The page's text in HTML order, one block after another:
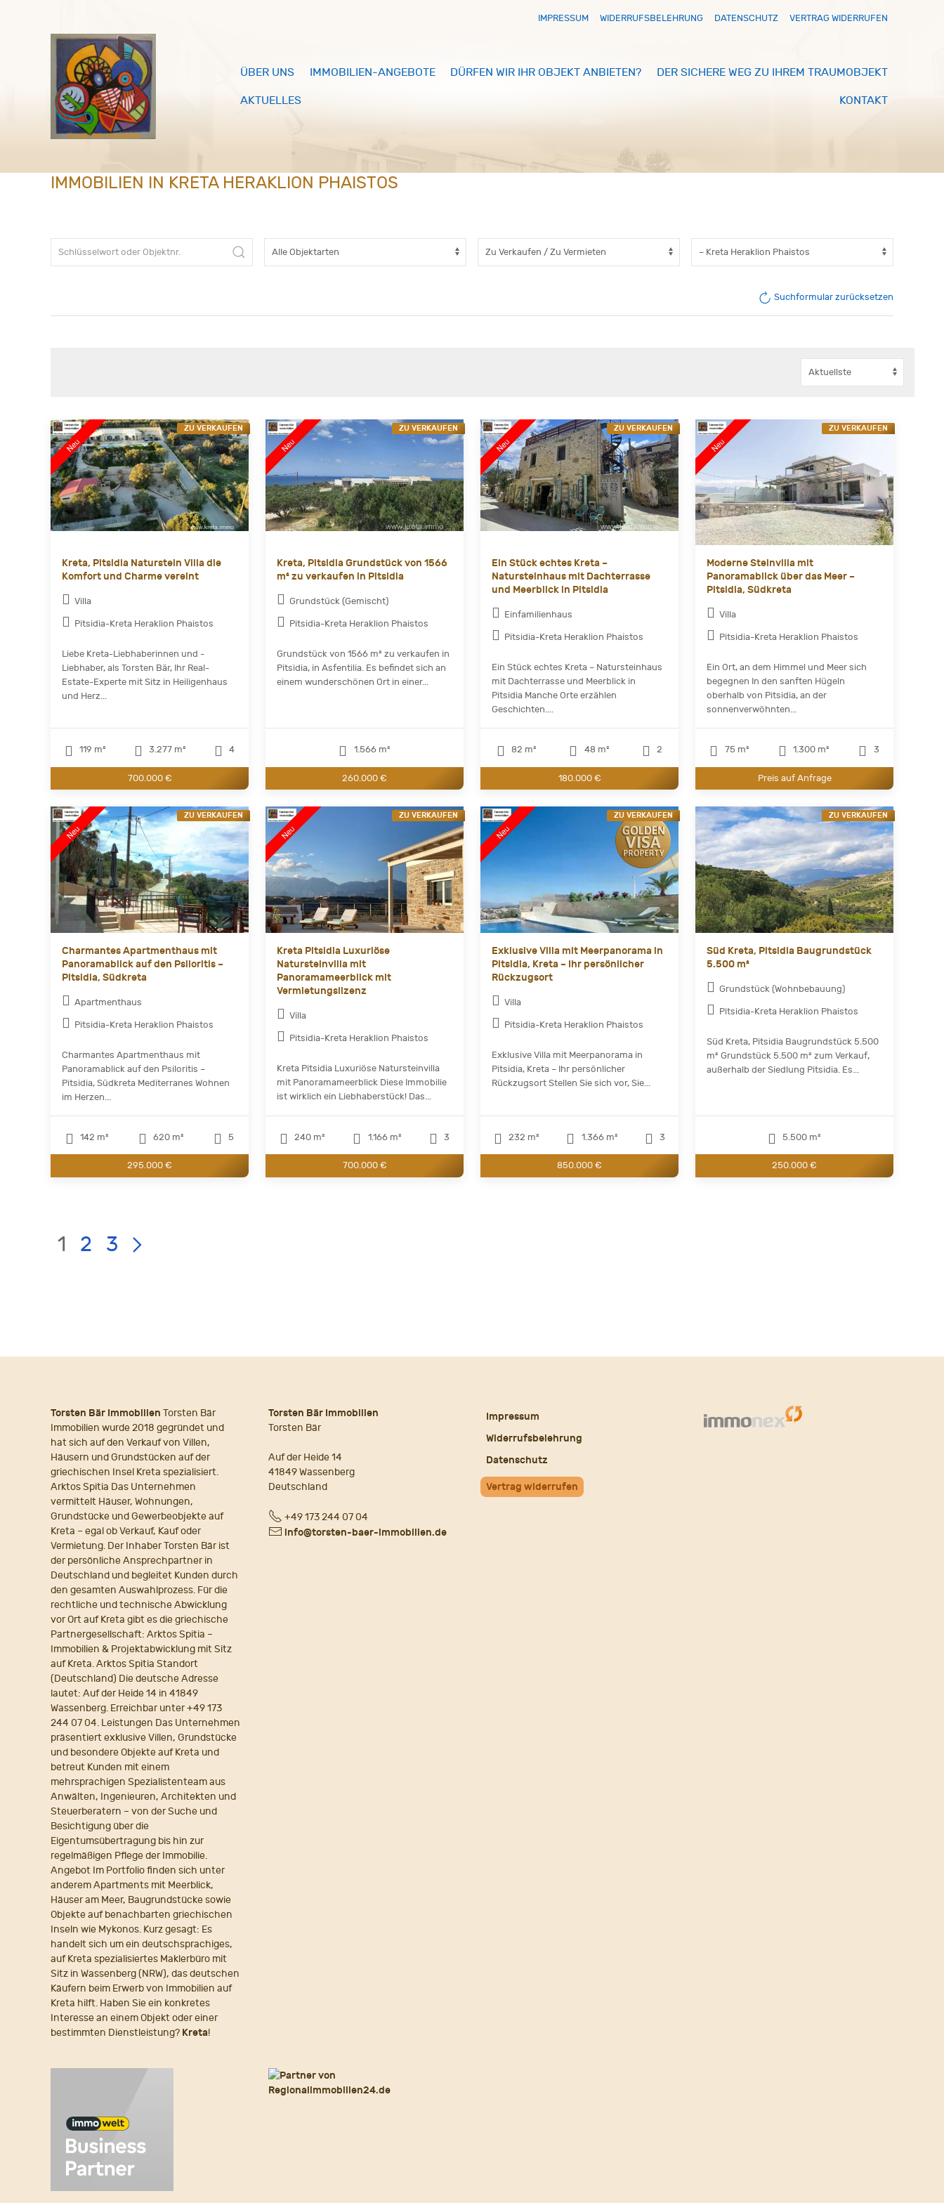
IMPRESSUM WIDERRUFSBELEHRUNG DATENSCHUTZ VERTRAG WIDERRUFEN
ÜBER UNS IMMOBILIEN-ANGEBOTE DÜRFEN WIR IHR OBJEKT ANBIETEN? DER SICHERE WEG ZU IHREM TRAUMOBJEKT
AKTUELLES KONTAKT
IMMOBILIEN IN KRETA HERAKLION PHAISTOS
Suchformular zurücksetzen
Kreta, Pitsidia Naturstein Villa die
Komfort und Charme vereint
Villa
Pitsidia-Kreta Heraklion Phaistos
Liebe Kreta-Liebhaberinnen und -
Liebhaber, als Torsten Bär, Ihr Real-
Estate-Experte mit Sitz in Heiligenhaus
und Herz...
119 m² 3.277 m² 4
700.000 €
ZU VERKAUFEN
Kreta, Pitsidia Grundstück von 1566
m² zu verkaufen in Pitsidia
Grundstück (Gemischt)
Pitsidia-Kreta Heraklion Phaistos
Grundstück von 1566 m² zu verkaufen in
Pitsidia, in Asfentilia. Es befindet sich an
einem wunderschönen Ort in einer...
1.566 m²
260.000 €
ZU VERKAUFEN
Ein Stück echtes Kreta –
Natursteinhaus mit Dachterrasse
und Meerblick in Pitsidia
Einfamilienhaus
Pitsidia-Kreta Heraklion Phaistos
Ein Stück echtes Kreta – Natursteinhaus
mit Dachterrasse und Meerblick in
Pitsidia Manche Orte erzählen
Geschichten....
82 m² 48 m² 2
180.000 €
ZU VERKAUFEN
Moderne Steinvilla mit
Panoramablick über das Meer –
Pitsidia, Südkreta
Villa
Pitsidia-Kreta Heraklion Phaistos
Ein Ort, an dem Himmel und Meer sich
begegnen In den sanften Hügeln
oberhalb von Pitsidia, an der
sonnenverwöhnten...
75 m² 1.300 m² 3
Preis auf Anfrage
ZU VERKAUFEN
Charmantes Apartmenthaus mit
Panoramablick auf den Psiloritis –
Pitsidia, Südkreta
Apartmenthaus
Pitsidia-Kreta Heraklion Phaistos
Charmantes Apartmenthaus mit
Panoramablick auf den Psiloritis –
Pitsidia, Südkreta Mediterranes Wohnen
im Herzen...
142 m² 620 m² 5
295.000 €
ZU VERKAUFEN
Kreta Pitsidia Luxuriöse
Natursteinvilla mit
Panoramameerblick mit
Vermietungslizenz
Villa
Pitsidia-Kreta Heraklion Phaistos
Kreta Pitsidia Luxuriöse Natursteinvilla
mit Panoramameerblick Diese Immobilie
ist wirklich ein Liebhaberstück! Das...
240 m² 1.166 m² 3
700.000 €
ZU VERKAUFEN
Exklusive Villa mit Meerpanorama in
Pitsidia, Kreta – Ihr persönlicher
Rückzugsort
Villa
Pitsidia-Kreta Heraklion Phaistos
Exklusive Villa mit Meerpanorama in
Pitsidia, Kreta – Ihr persönlicher
Rückzugsort Stellen Sie sich vor, Sie...
232 m² 1.366 m² 3
850.000 €
ZU VERKAUFEN
Süd Kreta, Pitsidia Baugrundstück
5.500 m²
Grundstück (Wohnbebauung)
Pitsidia-Kreta Heraklion Phaistos
Süd Kreta, Pitsidia Baugrundstück 5.500
m² Grundstück 5.500 m² zum Verkauf,
außerhalb der Siedlung Pitsidia. Es...
5.500 m²
250.000 €
ZU VERKAUFEN
LIST
Page:
1 2 3
Torsten Bär Immobilien Torsten Bär
Immobilien wurde 2018 gegründet und
hat sich auf den Verkauf von Villen,
Häusern und Grundstücken auf der
griechischen Insel Kreta spezialisiert.
Arktos Spitia Das Unternehmen
vermittelt Häuser, Wohnungen,
Grundstücke und Gewerbeobjekte auf
Kreta – egal ob Verkauf, Kauf oder
Vermietung. Der Inhaber Torsten Bär ist
der persönliche Ansprechpartner in
Deutschland und begleitet Kunden durch
den gesamten Auswahlprozess. Für die
rechtliche und technische Abwicklung
vor Ort auf Kreta gibt es die griechische
Partnergesellschaft: Arktos Spitia –
Immobilien & Projektabwicklung mit Sitz
auf Kreta. Arktos Spitia Standort
(Deutschland) Die deutsche Adresse
lautet: Auf der Heide 14 in 41849
Wassenberg. Erreichbar unter +49 173
244 07 04. Leistungen Das Unternehmen
präsentiert exklusive Villen, Grundstücke
und besondere Objekte auf Kreta und
betreut Kunden mit einem
mehrsprachigen Spezialistenteam aus
Anwälten, Ingenieuren, Architekten und
Steuerberatern – von der Suche und
Besichtigung über die
Eigentumsübertragung bis hin zur
regelmäßigen Pflege der Immobilie.
Angebot Im Portfolio finden sich unter
anderem Apartments mit Meerblick,
Häuser am Meer, Baugrundstücke sowie
Objekte auf benachbarten griechischen
Inseln wie Mykonos. Kurz gesagt: Es
handelt sich um ein deutschsprachiges,
auf Kreta spezialisiertes Maklerbüro mit
Sitz in Wassenberg (NRW), das deutschen
Käufern beim Erwerb von Immobilien auf
Kreta hilft. Haben Sie ein konkretes
Interesse an einem Objekt oder einer
bestimmten Dienstleistung? Kreta!
Torsten Bär Immobilien
Torsten Bär
Auf der Heide 14
41849 Wassenberg
Deutschland
Fon+49 173 244 07 04
E- info@torsten-baer-immobilien.de
Impressum
Widerrufsbelehrung
Datenschutz
Vertrag widerrufen